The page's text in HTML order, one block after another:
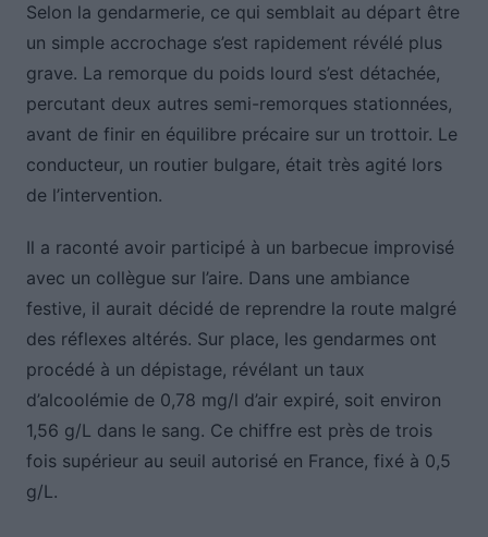
Selon la gendarmerie, ce qui semblait au départ être
un simple accrochage s’est rapidement révélé plus
grave. La remorque du poids lourd s’est détachée,
percutant deux autres semi-remorques stationnées,
avant de finir en équilibre précaire sur un trottoir. Le
conducteur, un routier bulgare, était très agité lors
de l’intervention.
Il a raconté avoir participé à un barbecue improvisé
avec un collègue sur l’aire. Dans une ambiance
festive, il aurait décidé de reprendre la route malgré
des réflexes altérés. Sur place, les gendarmes ont
procédé à un dépistage, révélant un taux
d’alcoolémie de 0,78 mg/l d’air expiré, soit environ
1,56 g/L dans le sang. Ce chiffre est près de trois
fois supérieur au seuil autorisé en France, fixé à 0,5
g/L.